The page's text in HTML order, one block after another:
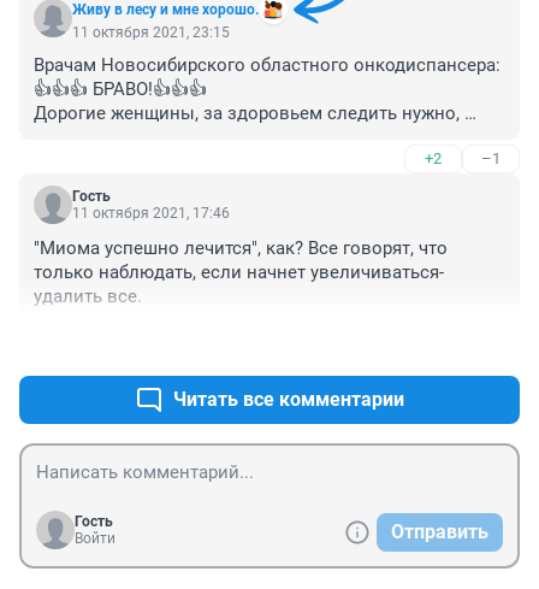
Живу в лесу и мне хорошо.
11 октября 2021, 23:15
Врачам Новосибирского областного онкодиспансера:
👍👍👍 БРАВО!👍👍👍
Дорогие женщины, за здоровьем следить нужно,
дряблой, прокуренной и больной. Не запускайте себя
до 30 -ти килограммовых "гирь", не в каменном веке
живем же.
+2 –1
Гость
11 октября 2021, 17:46
"Миома успешно лечится", как? Все говорят, что
только наблюдать, если начнет увеличиваться-
удалить все.
Читать все комментарии
Гость
Войти
Отправить